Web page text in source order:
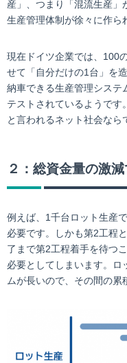
産」、つまり「混流生産」
生産管理体制が徐々に作ら
現在ドイツ企業では、100
せて「自分だけの1台」を
納車できる生産管理システ
テストされているようです
と言われるネット社会なら
２：総資金量の激
例えば、1千台ロット生産
必要です。しかも第2工程
了まで第2工程着手を待つ
必要としてしまいます。ロ
ムが長いので、その間の累